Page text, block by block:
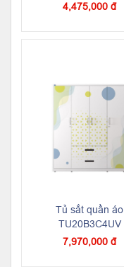
4,475,000 đ
Tủ sắt quần áo
TU20B3C4UV
7,970,000 đ